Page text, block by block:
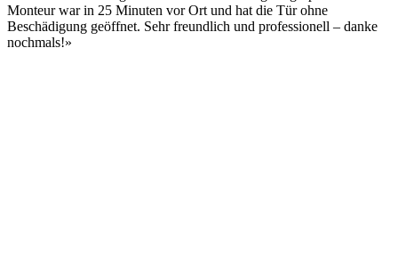
Monteur war in 25 Minuten vor Ort und hat die Tür ohne
Beschädigung geöffnet. Sehr freundlich und professionell – danke
nochmals!